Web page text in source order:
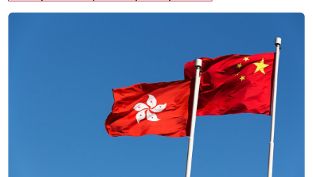
關於我們